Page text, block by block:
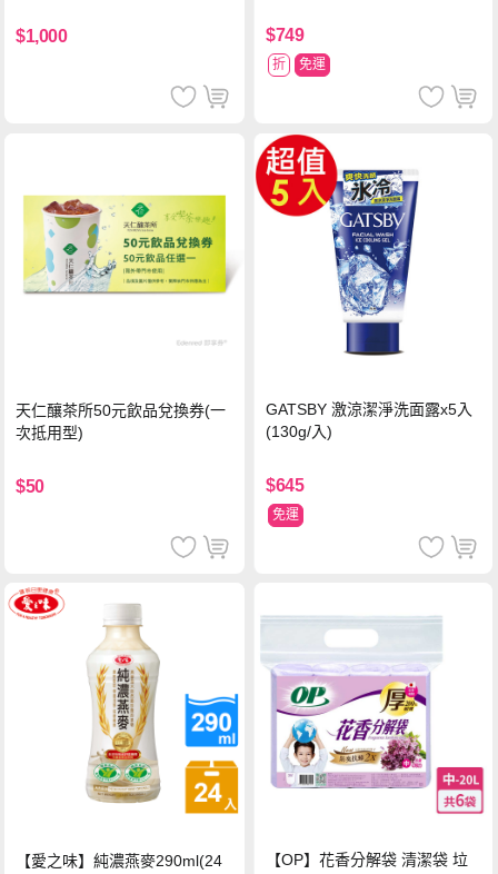
$1,000 $749
折 免運
天仁釀茶所50元飲品兌換券(一
次抵用型)
$50
GATSBY 激涼潔淨洗面露x5入
(130g/入)
$645
免運
【愛之味】純濃燕麥290ml(24
【OP】花香分解袋 清潔袋 垃